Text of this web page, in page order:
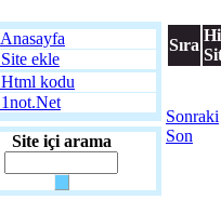
Anasayfa
Site ekle
Html kodu
1not.Net
Site içi arama
Sıra
Sonraki
Son